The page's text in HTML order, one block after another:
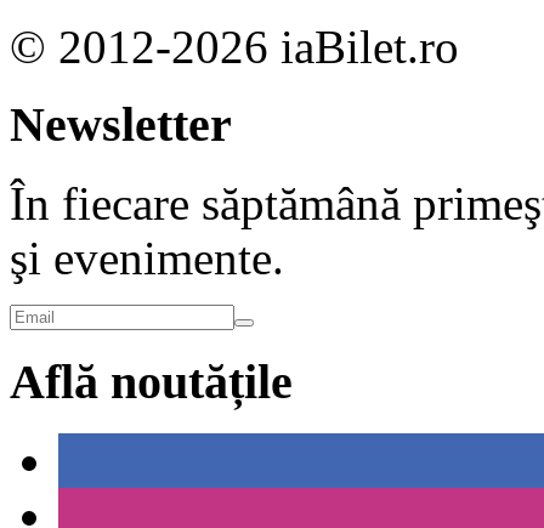
© 2012-2026 iaBilet.ro
Newsletter
În fiecare săptămână
şi evenimente.
Află noutățile